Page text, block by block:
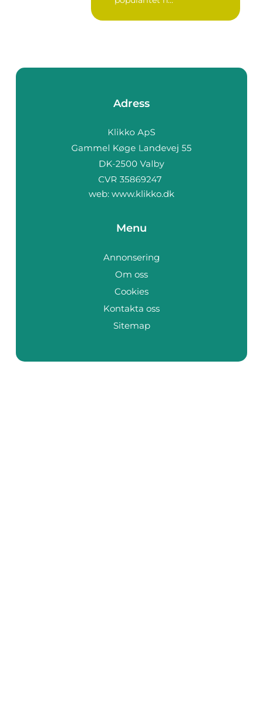
Adress
web: www.klikko.dk
Menu
Annonsering
Om oss
Cookies
Kontakta oss
Sitemap